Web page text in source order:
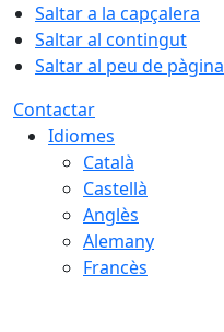
Saltar a la capçalera
Saltar al contingut
Saltar al peu de pàgina
Contactar
Idiomes
Català
Castellà
Anglès
Alemany
Francès